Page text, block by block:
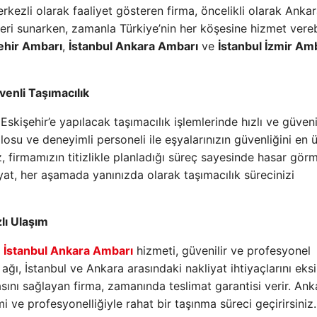
olarak faaliyet gösteren firma, öncelikli olarak
sunarken, zamanla Türkiye’nin her köşesine hizmet
Ambarı, İstanbul Ankara Ambarı ve İstanbul İzmir
Taşımacılık
yapılacak taşımacılık işlemlerinde hızlı ve
ve deneyimli personeli ile eşyalarınızın güvenliğini en
firmamızın titizlikle planladığı süreç sayesinde hasar
her aşamada yanınızda olarak taşımacılık sürecinizi
Ulaşım
İstanbul Ankara Ambarı hizmeti, güvenilir ve profesyonel
İstanbul ve Ankara arasındaki nakliyat ihtiyaçlarını
sağlayan firma, zamanında teslimat garantisi verir.
ve profesyonelliğiyle rahat bir taşınma süreci geçirirsiniz.